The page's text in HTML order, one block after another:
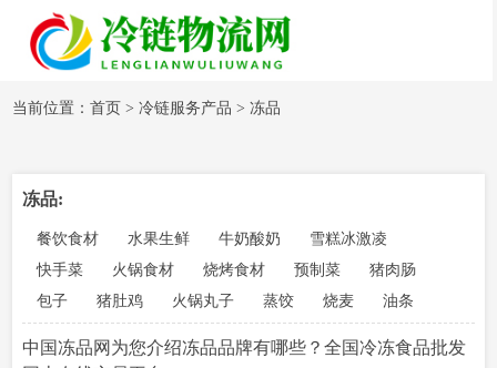
当前位置：首页 >冷链服务产品 >冻品
冻品:
餐饮食材 水果生鲜 牛奶酸奶
雪糕冰激凌
快手菜
火锅食材 烧烤食材 预制菜
猪肉肠
包子
猪肚鸡 火锅丸子 蒸饺 烧麦 油条
中国冻品网为您介绍冻品品牌有哪些？全国冷冻食品批发